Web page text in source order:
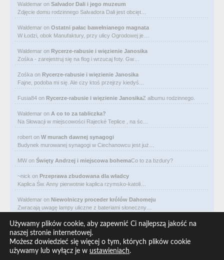
Waldemar on Salvador Dali i jego muzeum
Zdjęcie domu rodzinnego Salvadora Dali jest obcięt…
Waldemar on Ostatni pałac bawełnianego magnata
W Łodzi, obok Manufaktury, przy ulicy Ogrodowej je…
Waldemar on Rycerze-rabusie i więzienie Janosika
Zośka - zarejestruj się na flog i wrzucaj foty. Gw…
Zośka on Rycerze-rabusie i więzienie Janosika
Fajne, podoba mi się. Ale czy ktoś przejrzy kiedyś…
Fusia84 on Rycerze-rabusie i więzienie JanosikaZ albumu rodzinnego.
Waldemar on A co to za tabliczka?
Na Słowacji w miejscowości Rajecké Teplice , na śc…
robert on W murach dawnej synagogi
Budynek murowanej synagogi w Ciechanowcu jest już…
MW on Święty Andrzej i miejscowa bohemaCo to za bzdury?
~nick on Przeprawa zbudowana dla władcy
Kaplica Św. Anny pierwotnie kaplica rzymsko-katoli…
Waldemar on Niewolniczy proceder królów Dahomeju
Zwracają uwagę lampy uliczne z bateriami słoneczny…
Waldemar on Adam Asnyk. Poeta z mojego miasta
CIEKAWOSTKA że pod banderą Malty pływa statek m/v…
Waldemar on
Historia na Wawelskim Wzgórzu
Michał Bogoria Skotnicki (1775–1808). Portret Mich…
Używamy plików cookie, aby zapewnić Ci najlepszą jakość na
naszej stronie internetowej.
Możesz dowiedzieć się więcej o tym, których plików cookie
używamy lub wyłącz je w ustawieniach.